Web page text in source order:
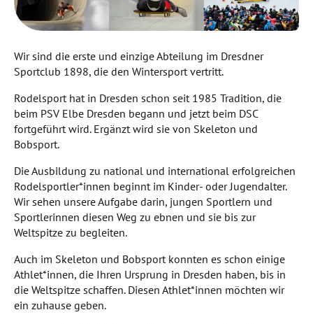
Wir sind die erste und einzige Abteilung im Dresdner
Sportclub 1898, die den Wintersport vertritt.
Rodelsport hat in Dresden schon seit 1985 Tradition, die
beim PSV Elbe Dresden begann und jetzt beim DSC
fortgeführt wird. Ergänzt wird sie von Skeleton und
Bobsport.
Die Ausbildung zu national und international erfolgreichen
Rodelsportler*innen beginnt im Kinder- oder Jugendalter.
Wir sehen unsere Aufgabe darin, jungen Sportlern und
Sportlerinnen diesen Weg zu ebnen und sie bis zur
Weltspitze zu begleiten.
Auch im Skeleton und Bobsport konnten es schon einige
Athlet*innen, die Ihren Ursprung in Dresden haben, bis in
die Weltspitze schaffen. Diesen Athlet*innen möchten wir
ein zuhause geben.